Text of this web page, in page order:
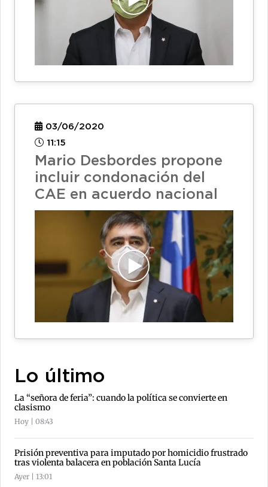
03/06/2020
11:15
Mario Desbordes propone
incluir condonación del
CAE en acuerdo nacional
Lo último
La “señora de feria”: cuando la política se convierte en
clasismo
Hoy | 08:43
Prisión preventiva para imputado por homicidio frustrado
tras violenta balacera en población Santa Lucía
Ayer | 13:01